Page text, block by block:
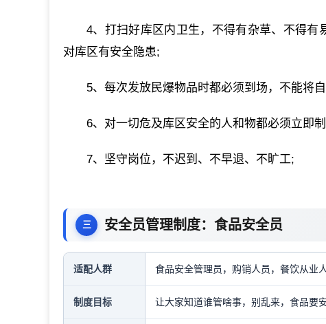
4、打扫好库区内卫生，不得有杂草、不得
对库区有安全隐患;
5、每次发放民爆物品时都必须到场，不能将
6、对一切危及库区安全的人和物都必须立即
7、坚守岗位，不迟到、不早退、不旷工;
安全员管理制度：食品安全员
适配人群 食品安全管理员，购销人员，餐饮从业
制度目标 让大家知道谁管啥事，别乱来，食品要